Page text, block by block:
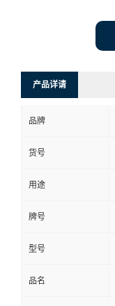
产品详请
品牌
货号
用途
牌号
型号
品名